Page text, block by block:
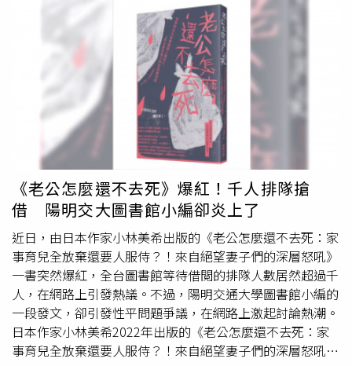
8800元，為勞動部秘書處單位合送，出資者超過30人，包
括跨司處、跨機關及退休人員，均具名於贈送卡片上。
指出，雖然各單位在歡送會上都有準備禮物，送麥克風的
就不只一個，只是禮物都擺在桌上，愛馬仕禮盒最顯眼，參
加歡送會的同仁進門就會看到這個禮盒。此外，
黃益中
謝宜容是北分署長，這個愛馬仕並不是她單位送的，致贈者
也不是她，講出「誰的禮物比我好」這句話更不可能是她說
的，而是秘書處的致贈者長官。聽到這句話的現場人證很
多，「大家印象深刻」。黃益中質疑，勞動部裡顯然有人去
跟媒體爆假消息，「要把這條愛馬仕嫁禍給謝宜容，目的何
在？」黃益中坦言，若送愛馬仕是為了感謝許銘春部長，
「那何必躲躲藏藏，偷偷去洗這個風向？」
《老公怎麼還不去死》爆紅！千人排隊搶
借 陽明交大圖書館小編卻炎上了
近日，由日本作家小林美希出版的《老公怎麼還不去死：家
事育兒全放棄還要人服侍？！來自絕望妻子們的深層怒吼》
一書突然爆紅，全台圖書館等待借閲的排隊人數居然超過千
人，在網路上引發熱議。不過，陽明交通大學圖書館小編的
一段發文，卻引發性平問題爭議，在網路上激起討論熱潮。
日本作家小林美希2022年出版的《老公怎麼還不去死：家
事育兒全放棄還要人服侍？！來自絕望妻子們的深層怒吼》